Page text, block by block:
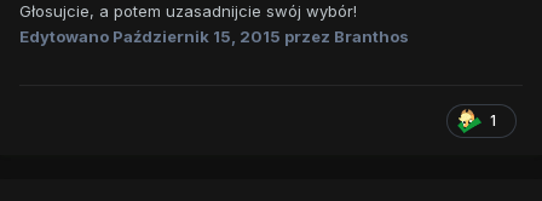
Głosujcie, a potem uzasadnijcie swój wybór!
Edytowano Październik 15, 2015 przez Branthos
1